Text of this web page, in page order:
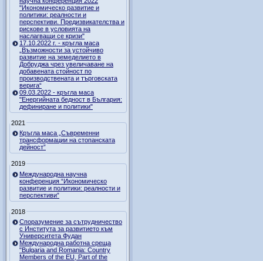
"Икономическо развитие и
политики: реалности и
перспективи. Предизвикателства и
рискове в условията на
наслагващи се кризи"
17.10.2022 г. - кръгла маса
„Възможности за устойчиво
развитие на земеделието в
Добруджа чрез увеличаване на
добавената стойност по
производствената и търговската
верига“
09.03.2022 - кръгла маса
"Енергийната бедност в България:
дефиниране и политики"
2021
Кръгла маса „Съвременни
трансформации на стопанската
дейност”
2019
Международна научна
конференция “Икономическо
развитие и политики: реалности и
перспективи”
2018
Споразумение за сътрудничество
с Института за развитието към
Университета Фудан
Международна работна среща
"Bulgaria and Romania: Country
Members of the EU, Part of the